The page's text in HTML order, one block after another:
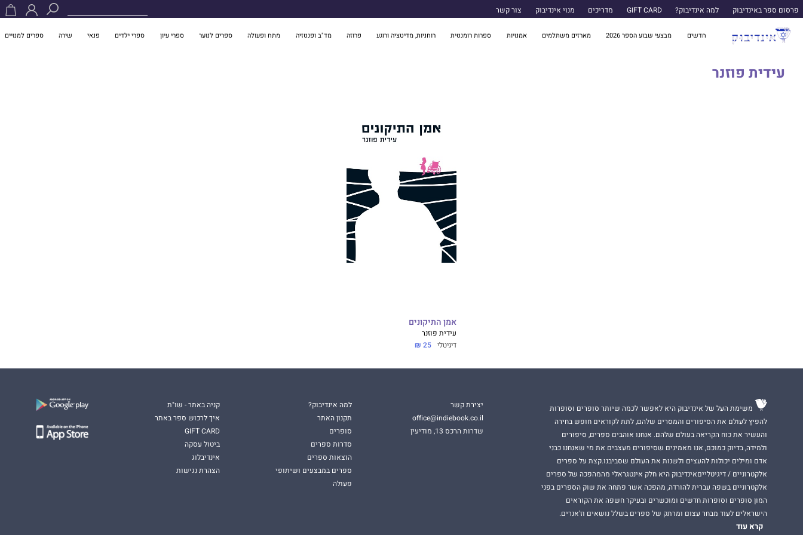
פרסום ספר באינדיבוק למה אינדיבוק? GIFT CARD מדריכים מנוי אינדיבוק צור קשר
חדשים מבצעי שבוע הספר 2026 מארזים משתלמים אמנויות ספרות רומנטית רוחניות, מדיטציה ורוגע פרוזה מד"ב ופנטזיה מתח ופעולה ספרים לנוער ספרי עיון ספרי ילדים פנאי שירה ספרים למנויים
עידית פוזנר
אמן התיקונים
עידית פוזנר
דיגיטלי 25 ₪
משימת העל של אינדיבוק היא לאפשר לכמה שיותר סופרים וסופרות
להפיץ לעולם את הסיפורים והמסרים שלהם, לתת לקוראים חופש בחירה
והעשיר את כוח הקריאה בעולם שלהם. אנחנו אוהבים ספרים, סיפורים
ולמידה, בדיוק כמוכם, אנו מאמינים שסיפורים מעצבים את מי שאנחנו כבני
אדם ומילים יכולות להעצים ולשנות את העולם שסביבנו.קצת על ספרים
אלקטרוניים / דיגיטלייםאינדיבוק היא חלק אינטגראלי מהמהפכה של ספרים
אלקטרוניים בשפה עברית להורדה, מהפכה אשר פתחה את שוק הספרים בפני
המון סופרים וסופרות חדשים ומוכשרים ובעיקר חשפה את הקוראים
הישראלים לעוד מבחר עצום ומרתק של ספרים בשלל נושאים וז'אנרים.
קרא עוד
יצירת קשר
office@indiebook.co.il
שדרות הרכס 13, מודיעין
למה אינדיבוק?
תקנון האתר
סופרים
סדרות ספרים
הוצאות ספרים
ספרים במבצעים ושיתופי
פעולה
קניה באתר - שו"ת
איך לרכוש ספר באתר
GIFT CARD
ביטול עסקה
אינדיבלוג
הצהרת נגישות